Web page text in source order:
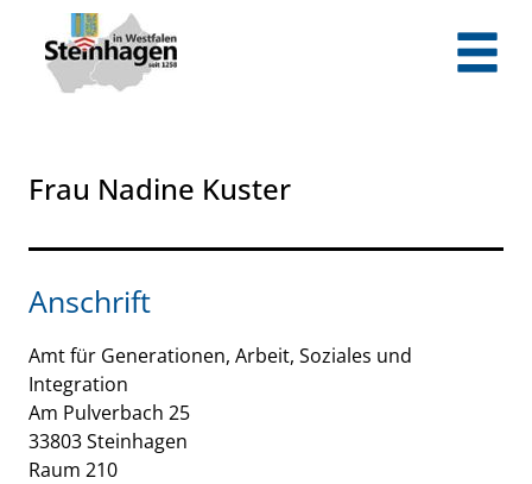
Zum Hauptinhalt springen
Zum Header
Zum Hauptinhalt
Zum Footer
Frau Nadine Kuster
Anschrift
Amt für Generationen, Arbeit, Soziales und
Integration
Am Pulverbach 25
33803Steinhagen
Raum 210